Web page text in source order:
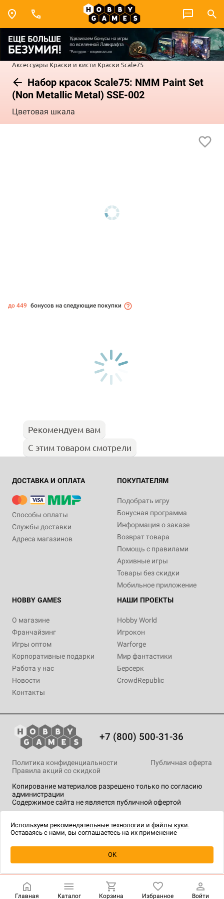
Аксессуары Краски и кисти Краски Scale75
Набор красок Scale75: NMM Paint Set
(Non Metallic Metal) SSE-002
Цветовая шкала
Уведомить о наличии
до 449 бонусов на следующие покупки
Рекомендуем вам
С этим товаром смотрели
ДОСТАВКА И ОПЛАТА
Способы оплаты
Службы доставки
Адреса магазинов
ПОКУПАТЕЛЯМ
Подобрать игру
Бонусная программа
Информация о заказе
Возврат товара
Помощь с правилами
Архивные игры
Товары без скидки
Мобильное приложение
HOBBY GAMES
О магазине
Франчайзинг
Игры оптом
Корпоративные подарки
Работа у нас
Новости
Контакты
НАШИ ПРОЕКТЫ
Hobby World
Игрокон
Warforge
Мир фантастики
Берсерк
CrowdRepublic
+7 (800) 500-31-36
Копирование материалов разрешено только по согласию
администрации
Содержимое сайта не является публичной офертой
Политика конфиденциальности
Публичная оферта
Правила акций со скидкой
технологии.
Главная Каталог Корзина Избранное Войти
Используем рекомендательные технологии и файлы куки.
Оставаясь с нами, вы соглашаетесь на их применение
OK